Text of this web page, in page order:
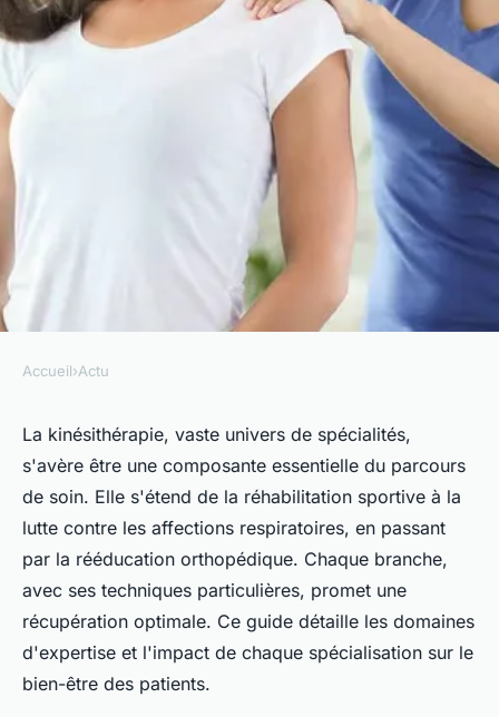
Les différentes spécialités et
domaines d'expertise en
kinésithérapie
admin •28 février 2024•3 min de lecture
Accueil›Actu
La kinésithérapie, vaste univers de spécialités,
s'avère être une composante essentielle du parcours
de soin. Elle s'étend de la réhabilitation sportive à la
lutte contre les affections respiratoires, en passant
par la rééducation orthopédique. Chaque branche,
avec ses techniques particulières, promet une
récupération optimale. Ce guide détaille les domaines
d'expertise et l'impact de chaque spécialisation sur le
bien-être des patients.